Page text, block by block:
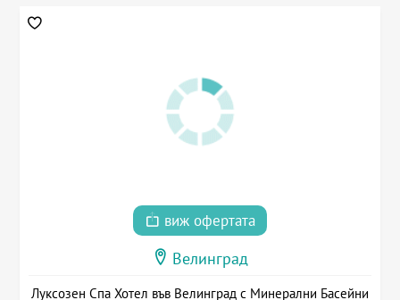
виж офертата
Велинград
Луксозен Спа Хотел във Велинград с Минерални Басейни